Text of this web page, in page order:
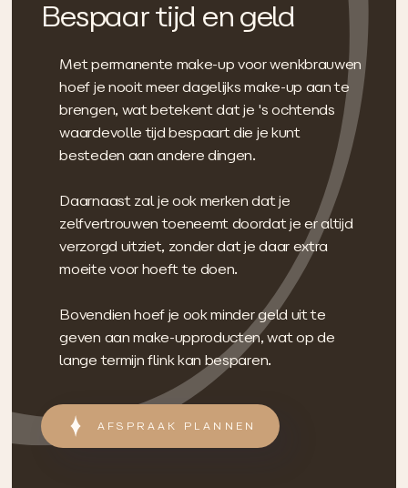
Bespaar tijd en geld
Met permanente make-up voor wenkbrauwen
hoef je nooit meer dagelijks make-up aan te
brengen, wat betekent dat je 's ochtends
waardevolle tijd bespaart die je kunt
besteden aan andere dingen.
Daarnaast zal je ook merken dat je
zelfvertrouwen toeneemt doordat je er altijd
verzorgd uitziet, zonder dat je daar extra
moeite voor hoeft te doen.
Bovendien hoef je ook minder geld uit te
geven aan make-upproducten, wat op de
lange termijn flink kan besparen.
AFSPRAAK PLANNEN